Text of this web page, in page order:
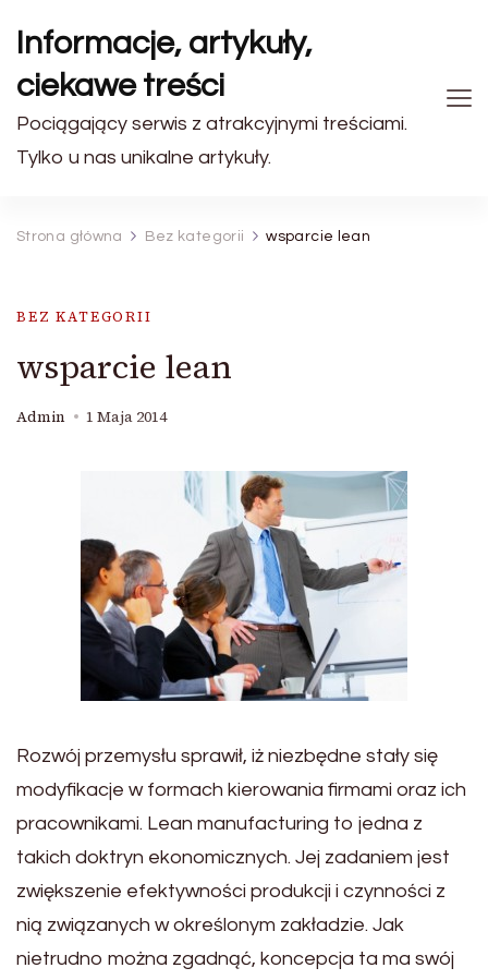
Informacje, artykuły,
ciekawe treści
Pociągający serwis z atrakcyjnymi treściami.
Tylko u nas unikalne artykuły.
Strona główna Bez kategorii wsparcie lean
BEZ KATEGORII
wsparcie lean
Admin 1 Maja 2014
Rozwój przemysłu sprawił, iż niezbędne stały się
modyfikacje w formach kierowania firmami oraz ich
pracownikami. Lean manufacturing to jedna z
takich doktryn ekonomicznych. Jej zadaniem jest
zwiększenie efektywności produkcji i czynności z
nią związanych w określonym zakładzie. Jak
nietrudno można zgadnąć, koncepcja ta ma swój